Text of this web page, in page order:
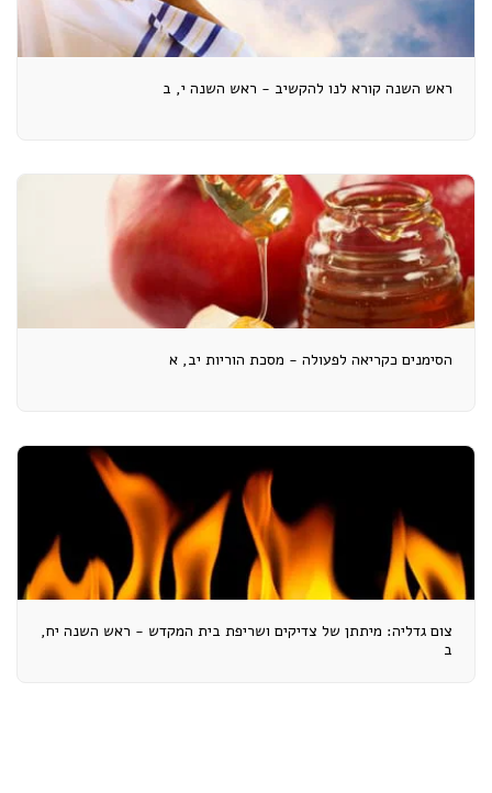
ראש השנה קורא לנו להקשיב - ראש השנה י, ב
הסימנים כקריאה לפעולה - מסכת הוריות יב, א
צום גדליה: מיתתן של צדיקים ושריפת בית המקדש - ראש השנה יח,
ב